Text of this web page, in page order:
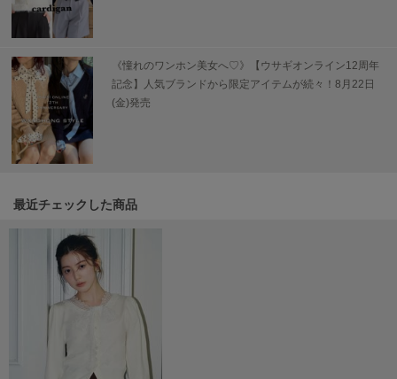
トーアンドトー
TEVA
テバ
The Barnnet
ザバーネット
ザ・ノース・フェイス
TODAYFUL
トゥデイフル
TSURU by Mariko Oikawa
ツルバイマリコオイカワ
《憧れのワンホン美女へ♡》【ウサギオンライン12周年
記念】人気ブランドから限定アイテムが続々！8月22日
(金)発売
最近チェックした商品